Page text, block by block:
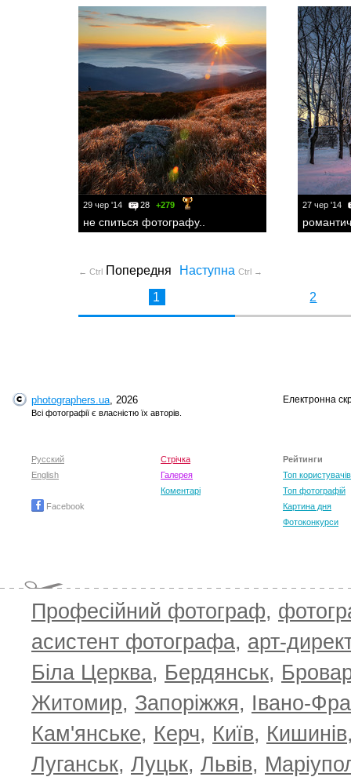
29 чер '14 28 +279
не спиться фотографу..
27 чер '14
← Ctrl Попередня Наступна Ctrl →
1 2
photographers.ua, 2026
Всі фотографії є власністю їх авторів.
Електронна
Русский
English
Facebook
Стрічка
Галерея
Коментарі
Рейтинги
Топ користувачів
Топ фотографій
Картина дня
Фотоконкурси
Професійний фотограф,
асистент фотографа, арт-
Біла Церква, Бердянськ,
Житомир, Запоріжжя, Івано-
Кам'янське, Керч, Київ, Кишинів
Луганськ, Луцьк, Львів,